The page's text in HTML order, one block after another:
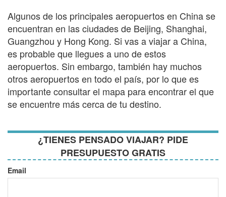
Algunos de los principales aeropuertos en China se
encuentran en las ciudades de Beijing, Shanghai,
Guangzhou y Hong Kong. Si vas a viajar a China,
es probable que llegues a uno de estos
aeropuertos. Sin embargo, también hay muchos
otros aeropuertos en todo el país, por lo que es
importante consultar el mapa para encontrar el que
se encuentre más cerca de tu destino.
¿TIENES PENSADO VIAJAR? PIDE
PRESUPUESTO GRATIS
Email